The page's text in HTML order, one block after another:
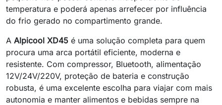
temperatura e poderá apenas arrefecer por influência
do frio gerado no compartimento grande.
A Alpicool XD45 é uma solução completa para quem
procura uma arca portátil eficiente, moderna e
resistente. Com compressor, Bluetooth, alimentação
12V/24V/220V, proteção de bateria e construção
robusta, é uma excelente escolha para viajar com mais
autonomia e manter alimentos e bebidas sempre na